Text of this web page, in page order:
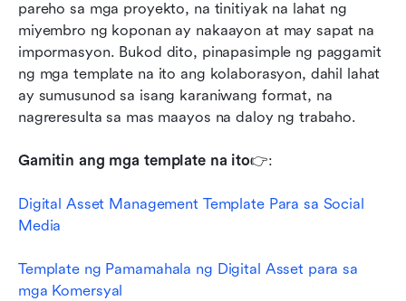
pareho sa mga proyekto, na tinitiyak na lahat ng
miyembro ng koponan ay nakaayon at may sapat na
impormasyon. Bukod dito, pinapasimple ng paggamit
ng mga template na ito ang kolaborasyon, dahil lahat
ay sumusunod sa isang karaniwang format, na
nagreresulta sa mas maayos na daloy ng trabaho.
Gamitin ang mga template na ito👉:
Digital Asset Management Template Para sa Social
Media
Template ng Pamamahala ng Digital Asset para sa
mga Komersyal